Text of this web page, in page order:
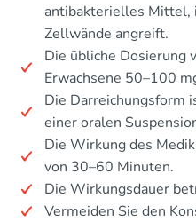
antibakterielles Mittel,
Zellwände angreift.
Die übliche Dosierung
Erwachsene 50–100
Die Darreichungsform
einer oralen
Die Wirkung des
von 30–60 Minuten.
Die Wirkungsdauer
Vermeiden Sie den